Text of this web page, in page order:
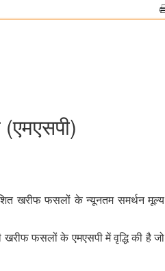
खरीफ फसलों के न्यूनतम समर्थन मूल्य
खरीफ फसलों के एमएसपी में वृद्धि की है जो